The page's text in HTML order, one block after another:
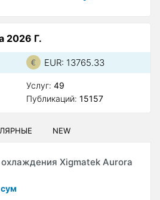
2026 Г.
EUR: 13765.33
Услуг: 49
Публикаций: 15157
NEW
Xigmatek Aurora